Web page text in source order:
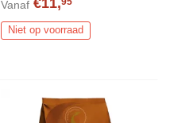
Vanaf €11,
Niet op voorraad